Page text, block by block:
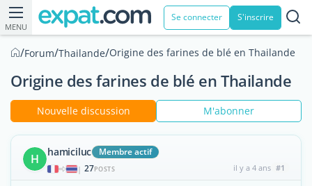
MENU
Se connecter S'inscrire
/Forum/Thailande/Origine des farines de blé en Thailande
Origine des farines de blé en Thailande
Nouvelle discussion M'abonner
H hamiciluc Membre actif
| 27POSTS il y a 4 ans #1